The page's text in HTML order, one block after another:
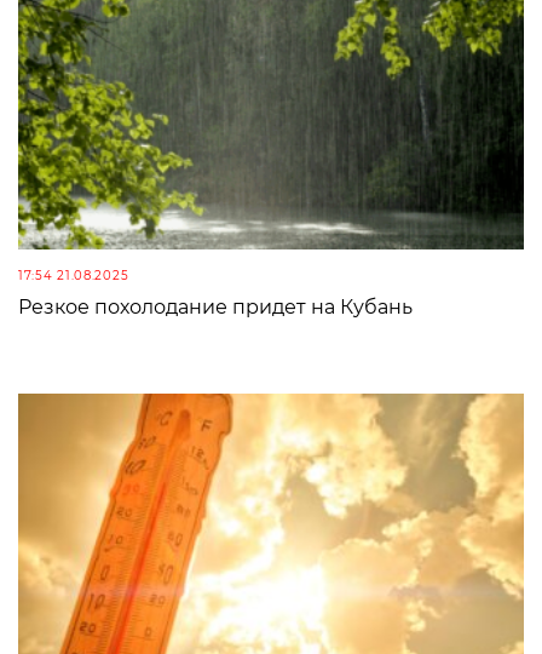
17:54 21.08.2025
Резкое похолодание придет на Кубань